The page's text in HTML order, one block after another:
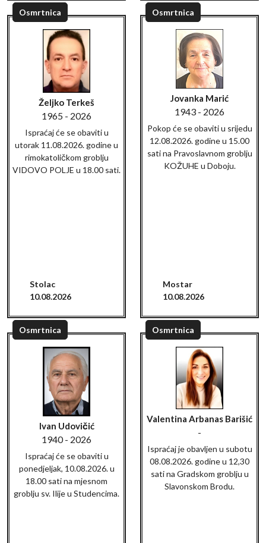
Osmrtnica
Željko Terkeš
1965 - 2026
Ispraćaj će se obaviti u
utorak 11.08.2026. godine u
rimokatoličkom groblju
VIDOVO POLJE u 18.00 sati.
Stolac
10.08.2026
Osmrtnica
Jovanka Marić
1943 - 2026
Pokop će se obaviti u srijedu
12.08.2026. godine u 15.00
sati na Pravoslavnom groblju
KOŽUHE u Doboju.
Mostar
10.08.2026
Osmrtnica
Ivan Udovičić
1940 - 2026
Ispraćaj će se obaviti u
ponedjeljak, 10.08.2026. u
18.00 sati na mjesnom
groblju sv. Ilije u Studencima.
Osmrtnica
Valentina Arbanas Barišić
-
Ispraćaj je obavljen u subotu
08.08.2026. godine u 12,30
sati na Gradskom groblju u
Slavonskom Brodu.